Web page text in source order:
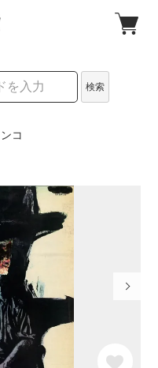
検索
コ